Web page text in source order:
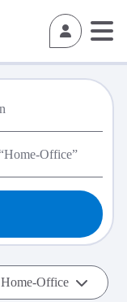
Home-Office